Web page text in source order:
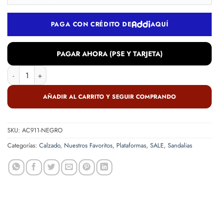
Sandalia en cuero negro cantidad
AÑADIR AL CARRITO Y SEGUIR COMPRANDO
PAGAR AHORA (PSE Y TARJETA)
PAGA CON CRÉDITO DE AQUÍ
SKU: AC911-NEGRO
Categorías: Calzado, Nuestros Favoritos, Plataformas, SALE, Sandalias